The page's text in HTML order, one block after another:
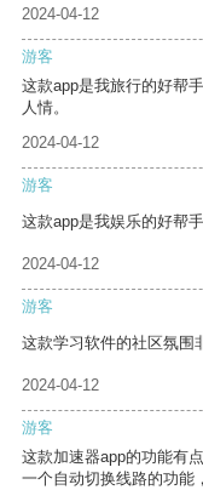
2024-04-12
游客
这款app是我旅行的好帮
人情。
2024-04-12
游客
这款app是我娱乐的好帮
2024-04-12
游客
这款学习软件的社区氛围
2024-04-12
游客
这款加速器app的功能有
一个自动切换线路的功能